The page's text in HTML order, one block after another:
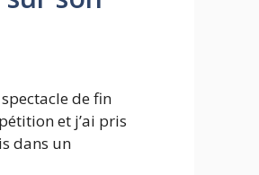
de fin
et j’ai pris
dans un